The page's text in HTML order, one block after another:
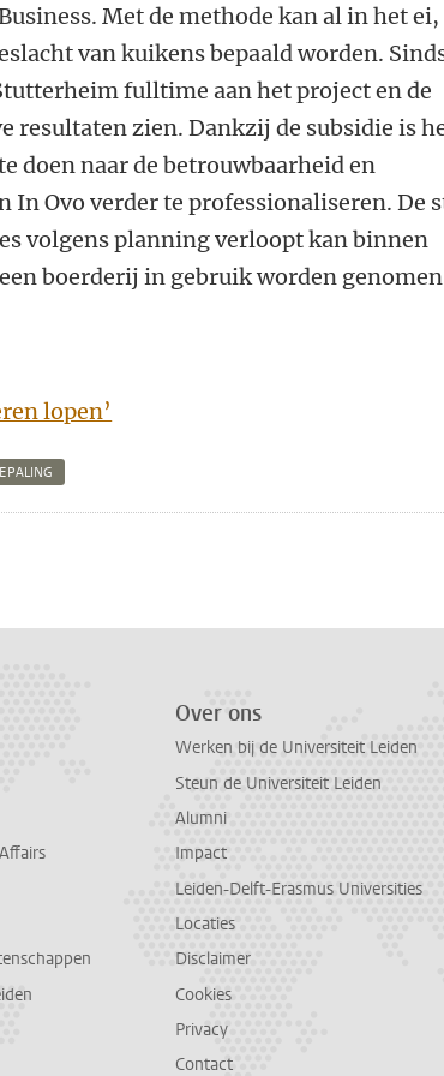
Met de methode kan al in het ei,
van kuikens bepaald worden.
fulltime aan het project en de
resultaten zien. Dankzij de subsidie is
doen naar de betrouwbaarheid en
In Ovo verder te professionaliseren. De
volgens planning verloopt kan binnen
boerderij in gebruik worden
lopen’
Over ons
Werken bij de Universiteit Leiden
Steun de Universiteit Leiden
Alumni
Impact
Leiden-Delft-Erasmus Universities
Locaties
Disclaimer
Cookies
Privacy
Contact